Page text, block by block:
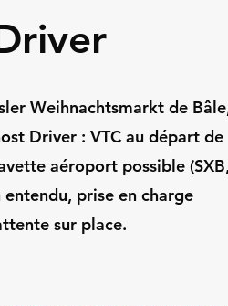
Weihnachtsmarkt de
Driver : VTC au départ de
aéroport possible (SXB,
entendu, prise en charge
sur place.